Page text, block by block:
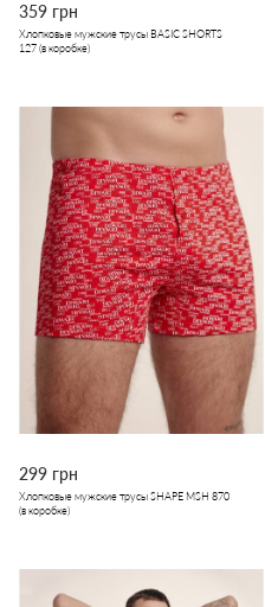
359 грн
Хлопковые мужские трусы BASIC SHORTS
127 (в коробке)
299 грн
Хлопковые мужские трусы SHAPE MSH 870
(в коробке)